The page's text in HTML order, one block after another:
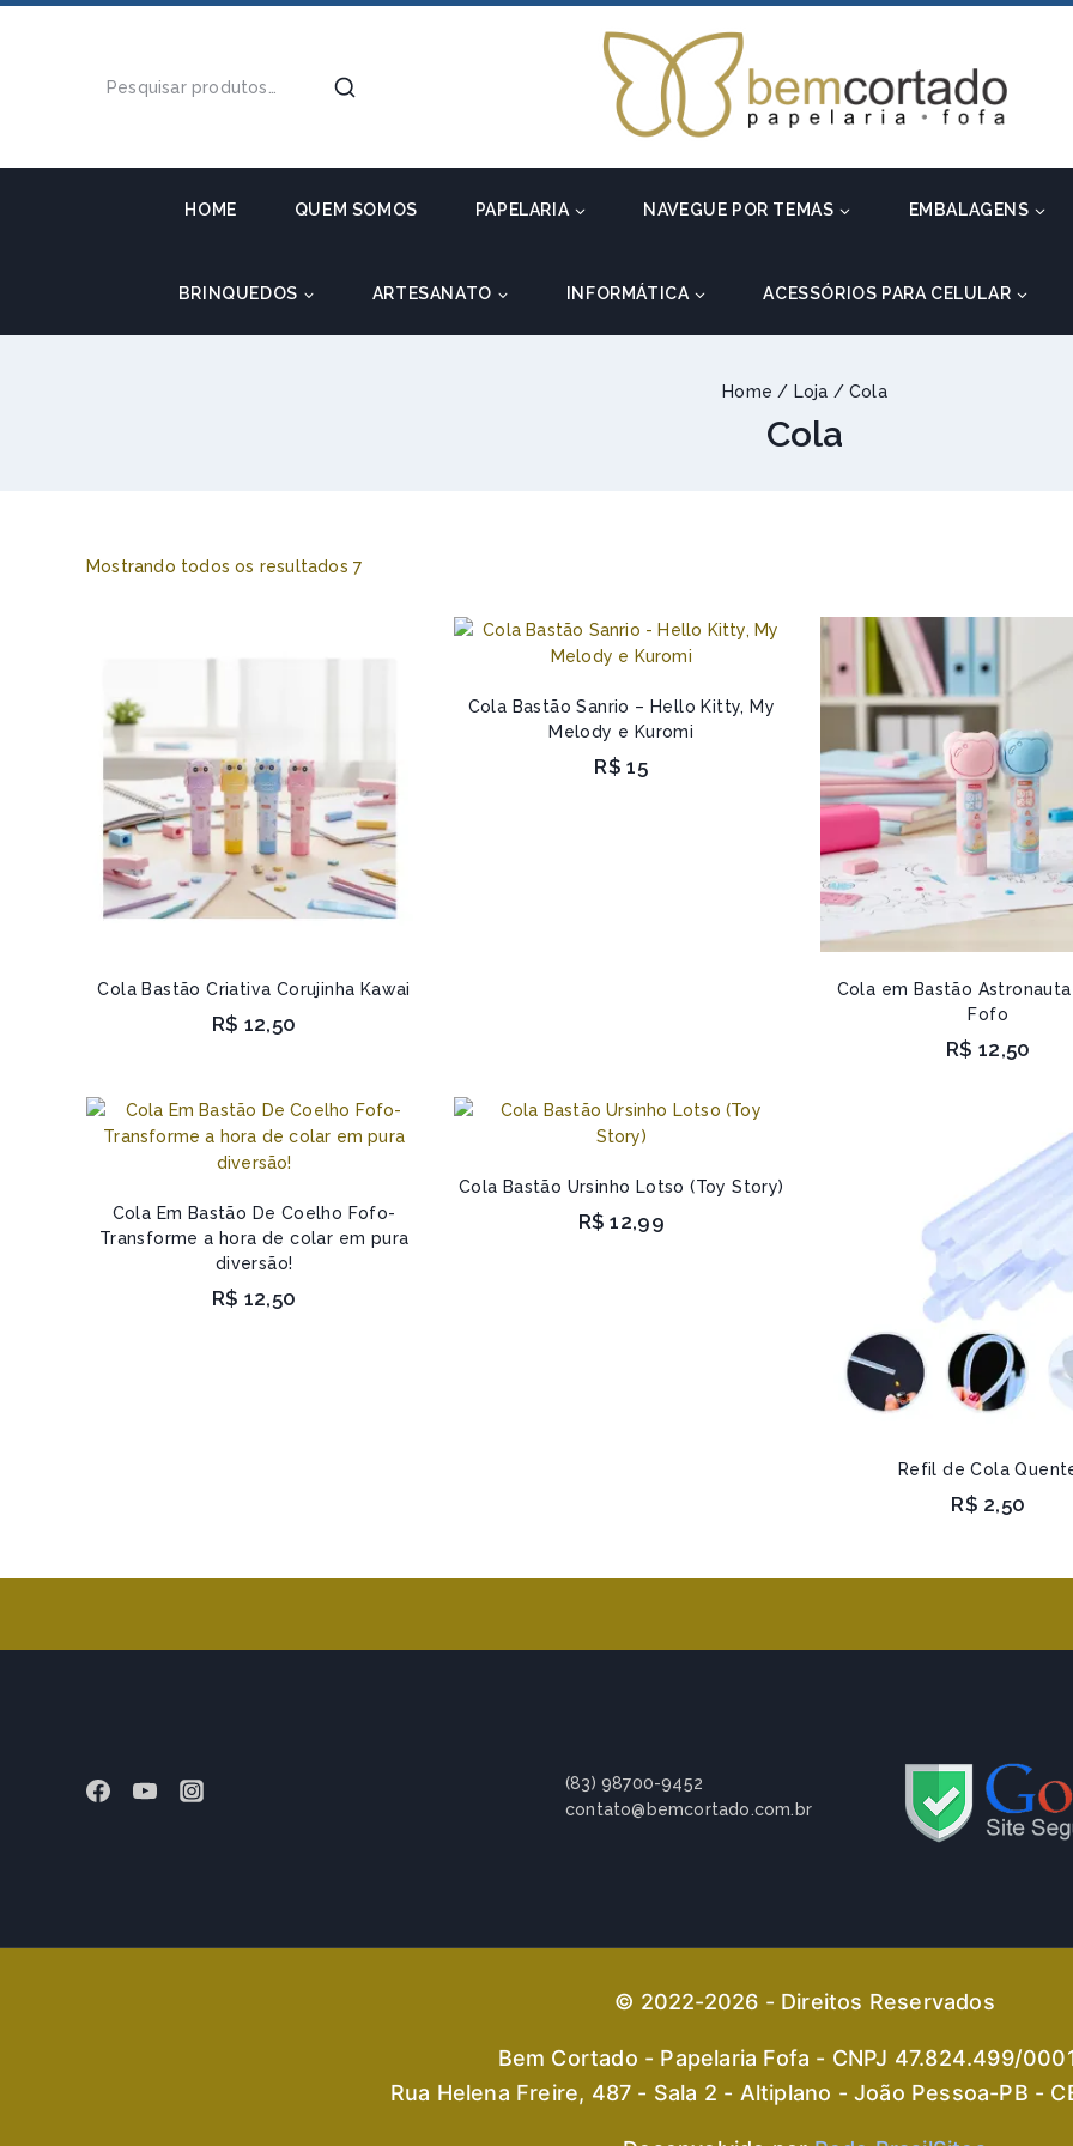
HOME QUEM SOMOS PAPELARIA NAVEGUE POR TEMAS EMBALAGENS
BRINQUEDOS ARTESANATO INFORMÁTICA ACESSÓRIOS PARA CELULAR
Home / Loja / Cola
Cola
Mostrando todos os resultados 7
Cola Bastão Criativa Corujinha Kawai
R$ 12,50
Cola Bastão Sanrio – Hello Kitty, My
Melody e Kuromi
R$ 15
Cola em Bastão
Fofo
R$ 12,50
Cola Em Bastão De Coelho Fofo-
Transforme a hora de colar em pura
diversão!
R$ 12,50
Cola Bastão Ursinho Lotso (Toy Story)
R$ 12,99
Refil de Cola
R$ 2,50
(83) 98700-9452
contato@bemcortado.com.br
© 2022-2026 - Direitos Reservados
Bem Cortado - Papelaria Fofa - CNPJ 47.824.499/
Rua Helena Freire, 487 - Sala 2 - Altiplano - João Pessoa-PB -